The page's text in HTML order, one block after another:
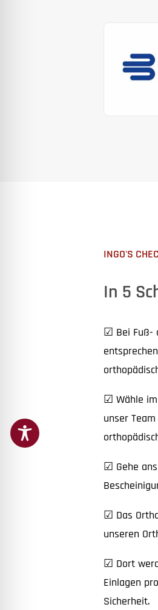
INGO'S
In 5
☑ Bei Fuß-
☑ Wähle im
unser
☑ Gehe
☑ Das
unseren
☑ Dort
Einlagen
Sicherheit.